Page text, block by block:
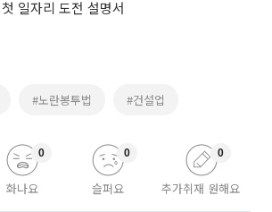
일자리 도전 설명서
#노란봉투법 #건설업
화나요
0
슬퍼요
0
추가취재 원해요
0